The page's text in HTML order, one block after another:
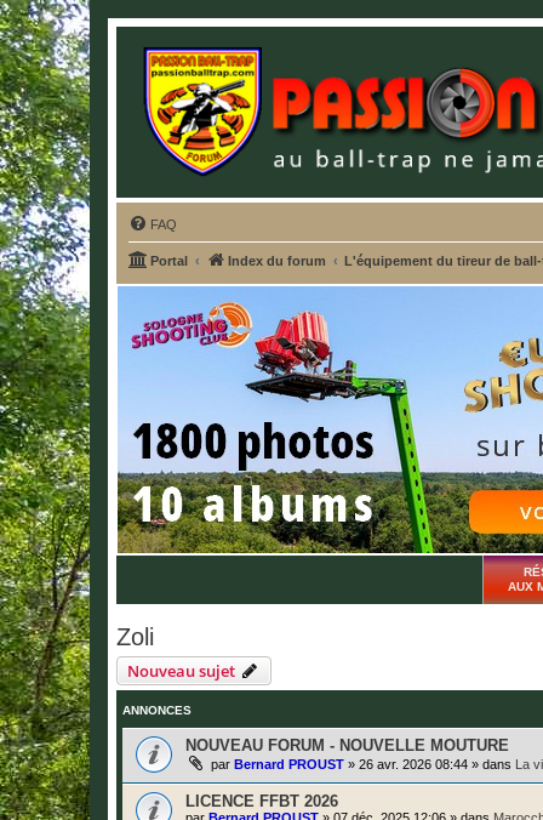
FAQ
Portal Index du forum L'équipement du tireur de
AUX
Zoli
Nouveau sujet
ANNONCES
NOUVEAU FORUM - NOUVELLE MOUTURE
par Bernard PROUST » 26 avr. 2026 08:44 » dans La
LICENCE FFBT 2026